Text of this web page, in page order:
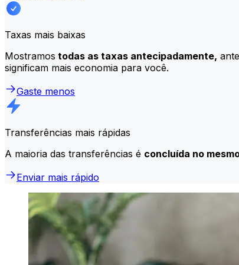
Taxas mais baixas
Mostramos todas as taxas antecipadamente,
significam mais economia para você.
Gaste menos
Transferências mais rápidas
A maioria das transferências é concluída no
Enviar mais rápido